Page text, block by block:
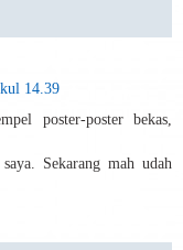
14.39
poster-poster bekas,
Sekarang mah udah